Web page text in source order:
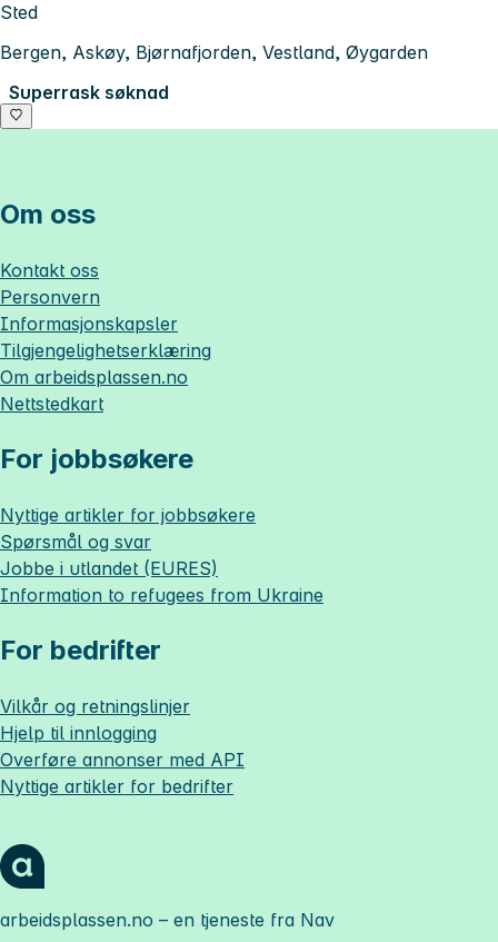
Sted
Bergen, Askøy, Bjørnafjorden, Vestland, Øygarden
Superrask søknad
Om oss
Kontakt oss
Personvern
Informasjonskapsler
Tilgjengelighetserklæring
Om arbeidsplassen.no
Nettstedkart
For jobbsøkere
Nyttige artikler for jobbsøkere
Spørsmål og svar
Jobbe i utlandet (EURES)
Information to refugees from Ukraine
For bedrifter
Vilkår og retningslinjer
Hjelp til innlogging
Overføre annonser med API
Nyttige artikler for bedrifter
arbeidsplassen.no – en tjeneste fra Nav